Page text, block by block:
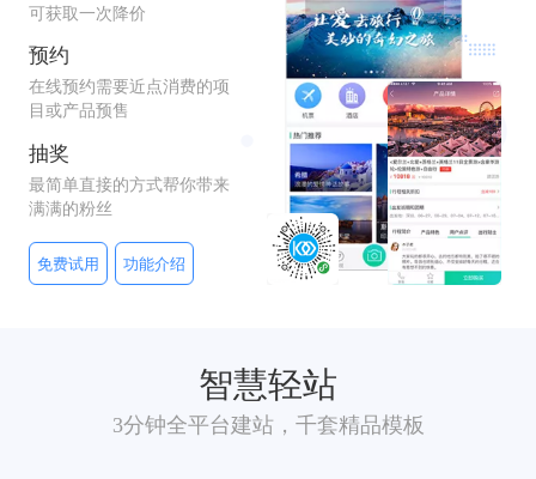
可获取一次降价
预约
在线预约需要近点消费的项
目或产品预售
抽奖
最简单直接的方式帮你带来
满满的粉丝
免费试用 功能介绍
智慧轻站
3分钟全平台建站，千套精品模板